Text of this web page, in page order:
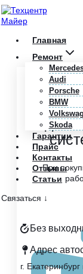
Перейти
к
Главная
Ремонт
Audi
Porsche
BMW
Skoda
Гарантии
Прайс
Контакты
Отзывы
Статьи
Связаться ↓
Без
Адрес
г.
и
При